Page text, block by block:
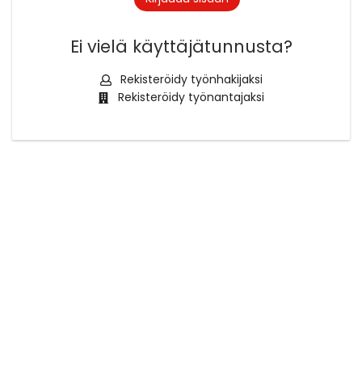
Ei vielä käyttäjätunnusta?
Rekisteröidy työnhakijaksi
Rekisteröidy työnantajaksi